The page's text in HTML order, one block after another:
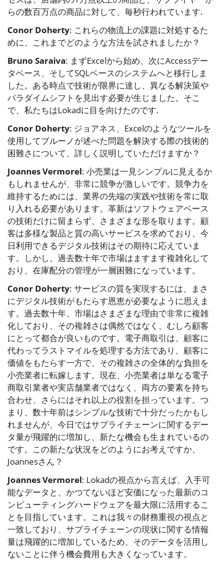
らの数百万点の商品に対して、毎秒行われています.
Conor Doherty: これらの物流上の課題に対処するた
めに、これまでどのような方法を試されましたか？
Bruno Saraiva: まずExcelから始め、次にAccessデー
タベース、そしてSQLベースのシステムへと移行しま
した。ある時点で技術が限界に達し、異なる解決策や
パラダイムシフトを見出す必要が生じました。そこ
で、私たちはLokadに目を向けたのです.
Conor Doherty: ジョアネス、Excelのようなツールを
使用してブルーノが述べた問題を解決する際の技術的
困難さについて、詳しく説明していただけますか？
Joannes Vermorel: 小売業は一見シンプルに見えるか
もしれませんが、非常に競争が激しいです。競争力を
維持するためには、業界の先端の実践や技術を常に取
り入れる必要があります。革新はソフトウェアベース
の技術だけに留まらず、さまざまな形を取ります。顧
客は多様な製品と質の高いサービスを求めており、今
日利用できるデジタル技術はその期待に応えていま
す。しかし、過去数十年で市場はますます複雑化して
おり、在庫配分の管理が一層困難になっています。
Conor Doherty: サービスの質を実現するには、まさ
にデジタル技術がもたらす恩恵が必要なように思えま
す。過去数十年、市場はさまざまな理由で非常に複雑
化しており、その複雑さは偶然ではなく、むしろ顧客
にとって都合が良いものです。電子商取引は、顧客に
代わってラストマイルを処理する方法であり、顧客に
価値をもたらす一方で、その複雑さの全体的な負担を
小売業者に転嫁します。現在、小売業者は単なる電子
商取引業者や実店舗業者ではなく、両方の要素を持ち
合わせ、さらにはそれ以上の役割を担っています。つ
まり、数十年前はシンプルな技術で十分だったかもし
れませんが、今日ではサプライチェーンに関するデー
タ量が飛躍的に増加し、新たな機会も生まれているの
です。この新たな状況をどのようにお考えですか、
Joannesさん？
Joannes Vermorel: Lokadの視点から言えば、入手可
能なデータと、かつてないほど安価になった最新のコ
ンピューティングハードウェアを最大限に活用するこ
とを目指しています。これは我々の財務重視の視点と
一致しており、サプライチェーンの現状に関する情報
量は飛躍的に増加しているため、そのデータを活用し
ないことに伴う機会費用も大きくなっています。